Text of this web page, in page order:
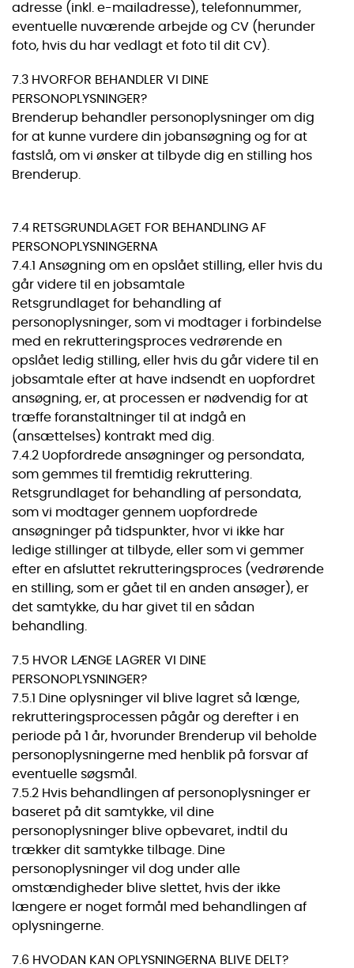
adresse (inkl. e-mailadresse), telefonnummer,
eventuelle nuværende arbejde og CV (herunder
foto, hvis du har vedlagt et foto til dit CV).
7.3 HVORFOR BEHANDLER VI DINE
PERSONOPLYSNINGER?
Brenderup behandler personoplysninger om dig
for at kunne vurdere din jobansøgning og for at
fastslå, om vi ønsker at tilbyde dig en stilling hos
Brenderup.
7.4 RETSGRUNDLAGET FOR BEHANDLING AF
PERSONOPLYSNINGERNA
7.4.1 Ansøgning om en opslået stilling, eller hvis du
går videre til en jobsamtale
Retsgrundlaget for behandling af
personoplysninger, som vi modtager i forbindelse
med en rekrutteringsproces vedrørende en
opslået ledig stilling, eller hvis du går videre til en
jobsamtale efter at have indsendt en uopfordret
ansøgning, er, at processen er nødvendig for at
træffe foranstaltninger til at indgå en
(ansættelses) kontrakt med dig.
7.4.2 Uopfordrede ansøgninger og persondata,
som gemmes til fremtidig rekruttering.
Retsgrundlaget for behandling af persondata,
som vi modtager gennem uopfordrede
ansøgninger på tidspunkter, hvor vi ikke har
ledige stillinger at tilbyde, eller som vi gemmer
efter en afsluttet rekrutteringsproces (vedrørende
en stilling, som er gået til en anden ansøger), er
det samtykke, du har givet til en sådan
behandling.
7.5 HVOR LÆNGE LAGRER VI DINE
PERSONOPLYSNINGER?
7.5.1 Dine oplysninger vil blive lagret så længe,
rekrutteringsprocessen pågår og derefter i en
periode på 1 år, hvorunder Brenderup vil beholde
personoplysningerne med henblik på forsvar af
eventuelle søgsmål.
7.5.2 Hvis behandlingen af personoplysninger er
baseret på dit samtykke, vil dine
personoplysninger blive opbevaret, indtil du
trækker dit samtykke tilbage. Dine
personoplysninger vil dog under alle
omstændigheder blive slettet, hvis der ikke
længere er noget formål med behandlingen af
oplysningerne.
7.6 HVODAN KAN OPLYSNINGERNA BLIVE DELT?